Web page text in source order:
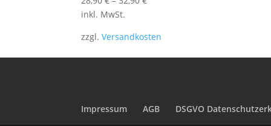
inkl. MwSt.
zzgl.Versandkosten
Impressum AGB DSGVO